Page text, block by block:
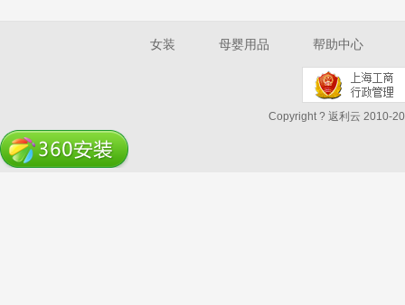
女装 母婴用品 帮助中心
Copyright ? 返利云 2010-